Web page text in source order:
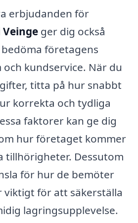
erbjudanden för
ger dig också
företagens
kundservice. När du
titta på hur snabbt
korrekta och tydliga
faktorer kan ge dig
hur företaget kommer
tillhörigheter. Dessutom
för hur de bemöter
viktigt för att säkerställa
lagringsupplevelse.